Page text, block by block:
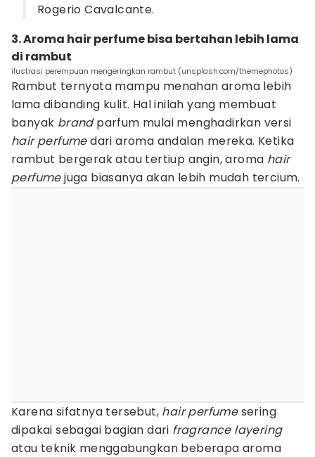
Rogerio Cavalcante.
3. Aroma hair perfume bisa bertahan lebih lama
di rambut
ilustrasi perempuan mengeringkan rambut (unsplash.com/themephotos)
Rambut ternyata mampu menahan aroma lebih
lama dibanding kulit. Hal inilah yang membuat
banyak brandparfum mulai menghadirkan versi
hair perfumedari aroma andalan mereka. Ketika
rambut bergerak atau tertiup angin, aroma hair
perfumejuga biasanya akan lebih mudah tercium.
Karena sifatnya tersebut, hair perfumesering
dipakai sebagai bagian dari fragrance layering
atau teknik menggabungkan beberapa aroma